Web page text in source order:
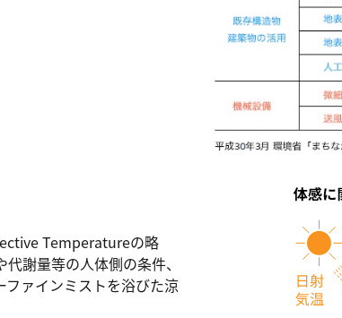
Temperatureの略
謝量等の人体側の条件、
ァインミストを浴びた涼